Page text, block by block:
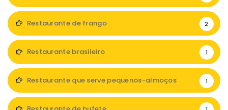
Restaurante de frango 2
Restaurante brasileiro 1
Restaurante que serve pequenos-almoços 1